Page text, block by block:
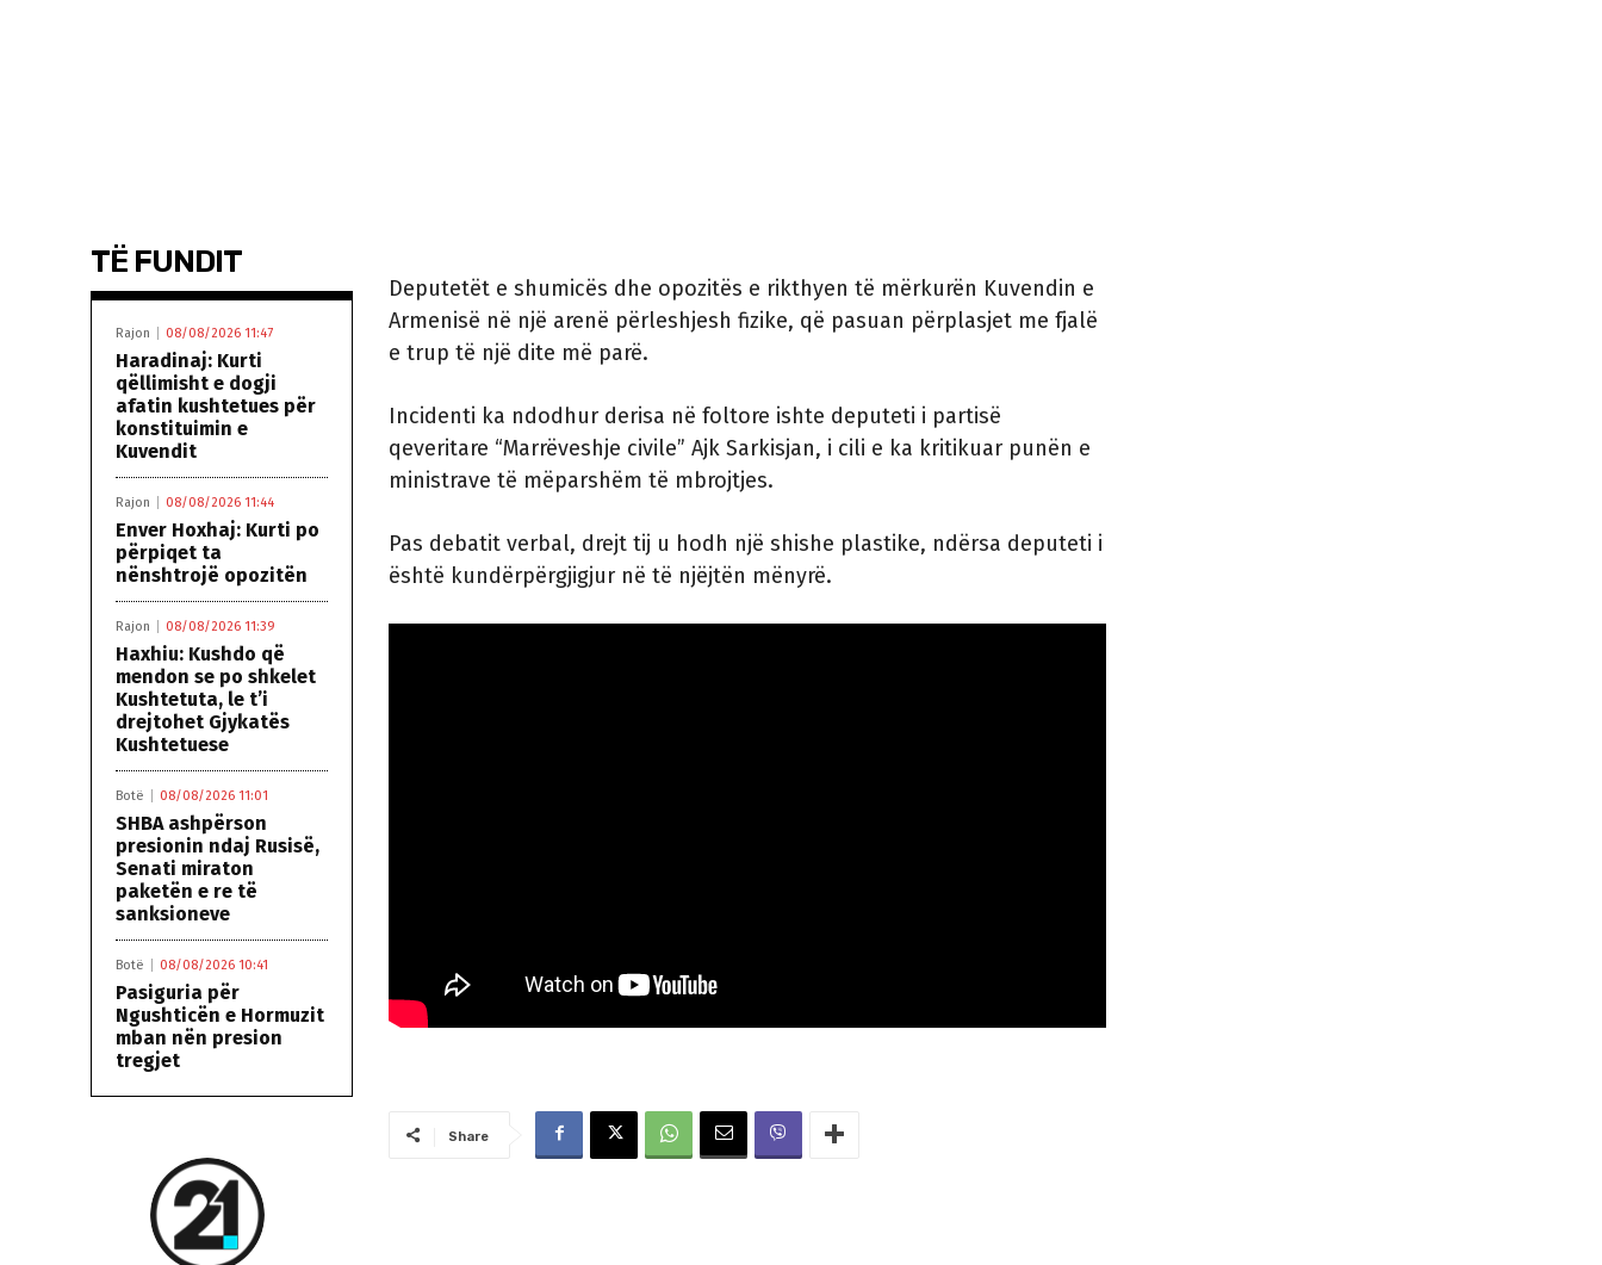
TË FUNDIT
Rajon 08/08/2026 11:47
Haradinaj: Kurti
qëllimisht e dogji
afatin kushtetues për
konstituimin e
Kuvendit
Rajon 08/08/2026 11:44
Enver Hoxhaj: Kurti po
përpiqet ta
nënshtrojë opozitën
Rajon 08/08/2026 11:39
Haxhiu: Kushdo që
mendon se po shkelet
Kushtetuta, le t’i
drejtohet Gjykatës
Kushtetuese
Botë 08/08/2026 11:01
SHBA ashpërson
presionin ndaj Rusisë,
Senati miraton
paketën e re të
sanksioneve
Botë 08/08/2026 10:41
Pasiguria për
Ngushticën e Hormuzit
mban nën presion
tregjet
Deputetët e shumicës dhe opozitës e rikthyen të mërkurën Kuvendin e
Armenisë në një arenë përleshjesh fizike, që pasuan përplasjet me fjalë
e trup të një dite më parë.
Incidenti ka ndodhur derisa në foltore ishte deputeti i partisë
qeveritare “Marrëveshje civile” Ajk Sarkisjan, i cili e ka kritikuar punën e
ministrave të mëparshëm të mbrojtjes.
Pas debatit verbal, drejt tij u hodh një shishe plastike, ndërsa deputeti i
është kundërpërgjigjur në të njëjtën mënyrë.
Share